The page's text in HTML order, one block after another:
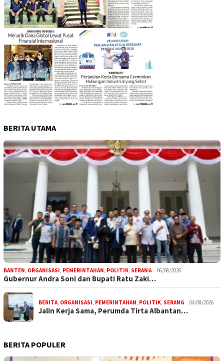
BERITA UTAMA
BANTEN, ORGANISASI, PEMERINTAHAN, POLITIK, SERANG 06/08/2026
Gubernur Andra Soni dan Bupati Ratu Zaki…
BERITA, ORGANISASI, PEMERINTAHAN, POLITIK, SERANG 04/08/2026
Jalin Kerja Sama, Perumda Tirta Albantan…
BERITA POPULER